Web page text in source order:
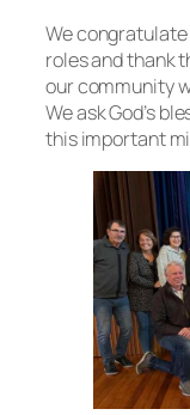
We
roles and thank
our community
We ask God’s
this important